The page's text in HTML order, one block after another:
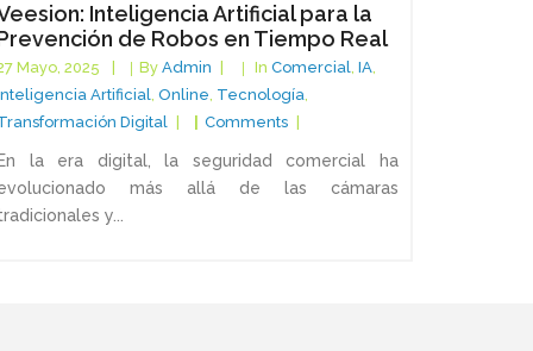
Inteligencia Artificial para la
de Robos en Tiempo Real
Mayo, 2025 By Admin In Comercial, IA,
Artificial, Online, Tecnología,
Digital
Comments
la era digital, la seguridad comercial ha
más allá de las cámaras
y...